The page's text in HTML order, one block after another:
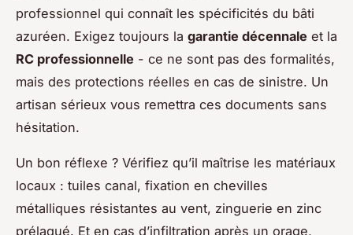
professionnel qui connaît les spécificités du bâti
azuréen. Exigez toujours la garantie décennale et la
RC professionnelle - ce ne sont pas des formalités,
mais des protections réelles en cas de sinistre. Un
artisan sérieux vous remettra ces documents sans
hésitation.
Un bon réflexe ? Vérifiez qu’il maîtrise les matériaux
locaux : tuiles canal, fixation en chevilles
métalliques résistantes au vent, zinguerie en zinc
prélaqué. Et en cas d’infiltration après un orage,